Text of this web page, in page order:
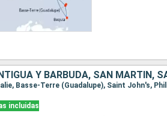
incluidas